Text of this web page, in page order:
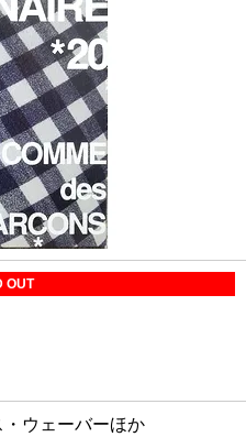
OUT
ウェーバーほか